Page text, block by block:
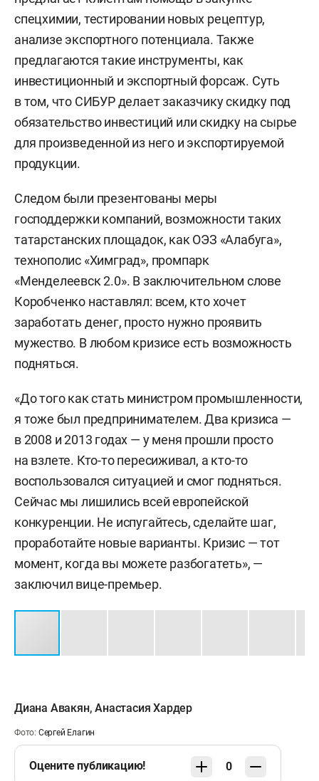
спецхимии, тестировании новых рецептур,
анализе экспортного потенциала. Также
предлагаются такие инструменты, как
инвестиционный и экспортный форсаж. Суть
в том, что СИБУР делает заказчику скидку под
обязательство инвестиций или скидку на сырье
для произведенной из него и экспортируемой
продукции.
Следом были презентованы меры
господдержки компаний, возможности таких
татарстанских площадок, как ОЭЗ «Алабуга»,
технополис «Химград», промпарк
«Менделеевск 2.0». В заключительном слове
Коробченко наставлял: всем, кто хочет
заработать денег, просто нужно проявить
мужество. В любом кризисе есть возможность
подняться.
«До того как стать министром промышленности,
я тоже был предпринимателем. Два кризиса —
в 2008 и 2013 годах — у меня прошли просто
на взлете. Кто-то пересиживал, а кто-то
воспользовался ситуацией и смог подняться.
Сейчас мы лишились всей европейской
конкуренции. Не испугайтесь, сделайте шаг,
проработайте новые варианты. Кризис — тот
момент, когда вы можете разбогатеть», —
заключил вице-премьер.
Диана Авакян,Анастасия Хардер
Фото: Сергей Елагин
Оцените публикацию! 0